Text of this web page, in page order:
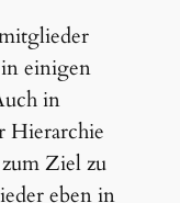
einigen
in
Hierarchie
Ziel zu
eben in